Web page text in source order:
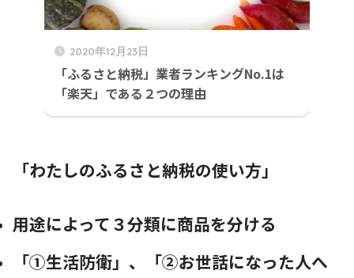
2020年12月23日
「ふるさと納税」業者ランキングNo.1は
「楽天」である２つの理由
「わたしのふるさと納税の使い方」
用途によって３分類に商品を分ける
「①生活防衛」、「②お世話になった人へ